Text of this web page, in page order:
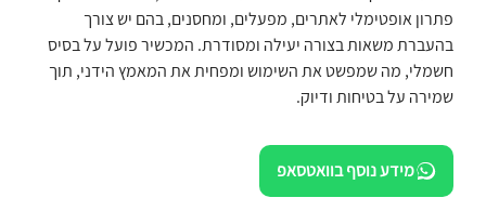
פתרון אופטימלי לאתרים, מפעלים, ומחסנים, בהם יש צורך
בהעברת משאות בצורה יעילה ומסודרת. המכשיר פועל על בסיס
חשמלי, מה שמפשט את השימוש ומפחית את המאמץ הידני, תוך
שמירה על בטיחות ודיוק.
מידע נוסף בוואטסאפ